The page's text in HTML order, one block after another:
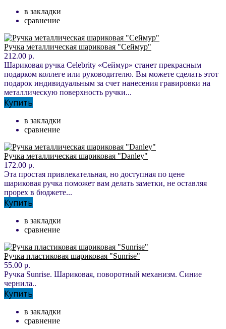
в закладки
сравнение
Ручка металлическая шариковая "Сеймур"
212.00 р.
Шариковая ручка Celebrity «Сеймур» станет прекрасным
подарком коллеге или руководителю. Вы можете сделать этот
подарок индивидуальным за счет нанесения гравировки на
металлическую поверхность ручки...
Купить
в закладки
сравнение
Ручка металлическая шариковая "Danley"
172.00 р.
Эта простая привлекательная, но доступная по цене
шариковая ручка поможет вам делать заметки, не оставляя
прорех в бюджете...
Купить
в закладки
сравнение
Ручка пластиковая шариковая "Sunrise"
55.00 р.
Ручка Sunrise. Шариковая, поворотный механизм. Синие
чернила..
Купить
в закладки
сравнение